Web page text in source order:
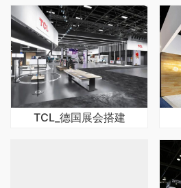
TCL_德国展会搭建